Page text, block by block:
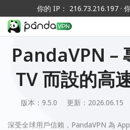
你的 IP： 216.73.216.197 ·
PandaVPN –
TV 而設的高
版本：9.5.0 更新：2026.06.15
深受全球用戶信賴，PandaVPN 為